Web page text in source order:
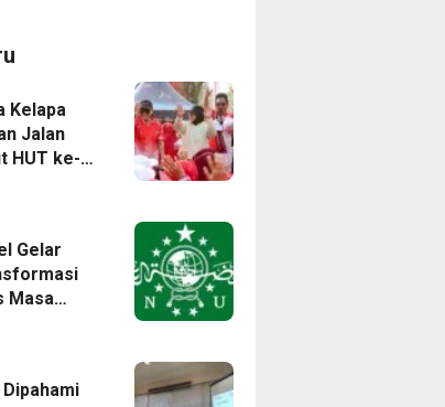
Kelapa
Jalan
HUT ke-81
Gelar
Masa
Disrupsi